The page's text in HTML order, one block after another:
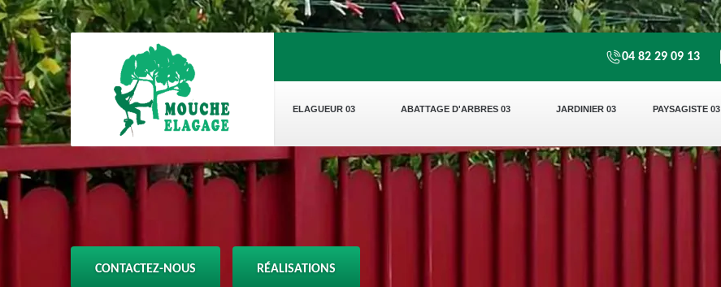
ELAGUEUR 03 ABATTAGE D'ARBRES 03 JARDINIER 03 PAYSAGISTE 03
04 82 29 09 13
CONTACTEZ-NOUS RÉALISATIONS